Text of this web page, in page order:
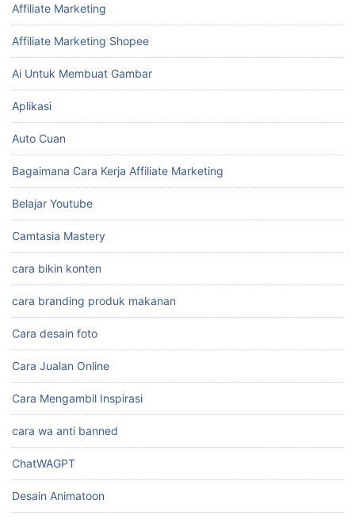
Affiliate Marketing
Affiliate Marketing Shopee
Ai Untuk Membuat Gambar
Aplikasi
Auto Cuan
Bagaimana Cara Kerja Affiliate Marketing
Belajar Youtube
Camtasia Mastery
cara bikin konten
cara branding produk makanan
Cara desain foto
Cara Jualan Online
Cara Mengambil Inspirasi
cara wa anti banned
ChatWAGPT
Desain Animatoon